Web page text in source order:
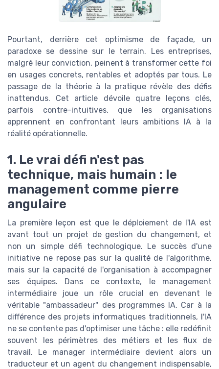
Pourtant, derrière cet optimisme de façade, un
paradoxe se dessine sur le terrain. Les entreprises,
malgré leur conviction, peinent à transformer cette foi
en usages concrets, rentables et adoptés par tous. Le
passage de la théorie à la pratique révèle des défis
inattendus. Cet article dévoile quatre leçons clés,
parfois contre-intuitives, que les organisations
apprennent en confrontant leurs ambitions IA à la
réalité opérationnelle.
1. Le vrai défi n'est pas
technique, mais humain : le
management comme pierre
angulaire
La première leçon est que le déploiement de l'IA est
avant tout un projet de gestion du changement, et
non un simple défi technologique. Le succès d'une
initiative ne repose pas sur la qualité de l'algorithme,
mais sur la capacité de l'organisation à accompagner
ses équipes. Dans ce contexte, le management
intermédiaire joue un rôle crucial en devenant le
véritable "ambassadeur" des programmes IA. Car à la
différence des projets informatiques traditionnels, l'IA
ne se contente pas d'optimiser une tâche : elle redéfinit
souvent les périmètres des métiers et les flux de
travail. Le manager intermédiaire devient alors un
traducteur et un agent du changement indispensable,